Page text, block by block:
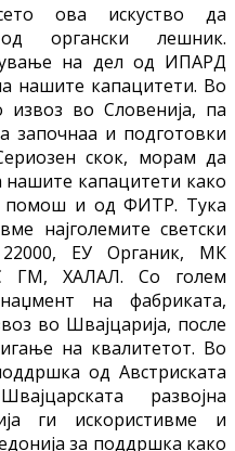
ова искуство да
органски лешник.
на дел од ИПАРД
нашите капацитети. Во
во Словенија, па
започнаа и подготовки
скок, морам да
капацитети како
помош и од ФИТР. Тука
најголемите светски
ЕУ Органик, МК
ГМ, ХАЛАЛ. Со голем
на фабриката,
во Швајцарија, после
на квалитетот. Во
од Австриската
развојна
ги искористивме и
за поддршка како